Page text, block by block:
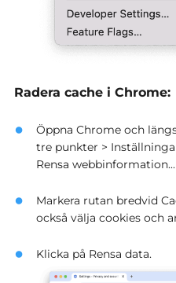
Radera cache i Chrome:
Öppna Chrome och
tre punkter >
Rensa webbinformation...
Markera rutan bredvid
också välja cookies och
Klicka på Rensa data.